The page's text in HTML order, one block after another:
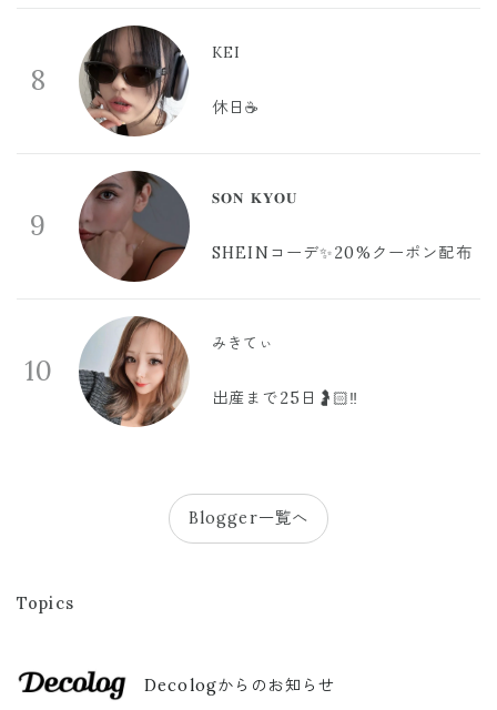
8
KEI
休日☕️
9
𝐒𝐎𝐍 𝐊𝐘𝐎𝐔
SHEINコーデ✨20%クーポン配布
10
みきてぃ
出産まで25日🤰🏻‼️
Blogger一覧へ
Topics
Decologからのお知らせ